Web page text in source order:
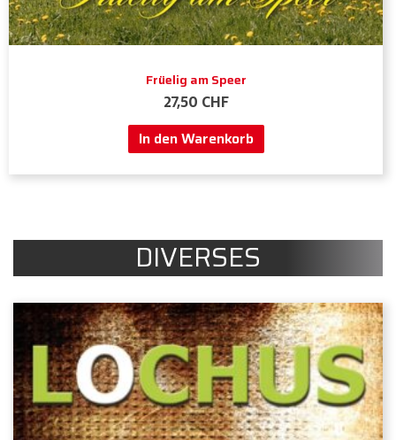
Früelig am Speer
27,50 CHF
In den Warenkorb
DIVERSES